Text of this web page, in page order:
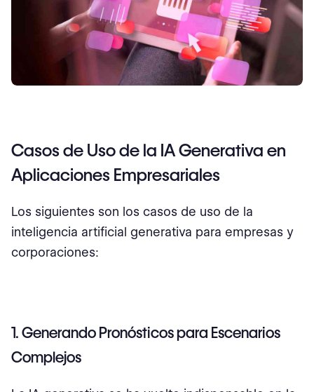
Casos de Uso de la IA Generativa en
Aplicaciones Empresariales
Los siguientes son los casos de uso de la
inteligencia artificial generativa para empresas y
corporaciones:
1. Generando Pronósticos para Escenarios
Complejos